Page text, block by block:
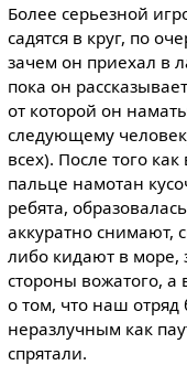
Более серьезной
садятся в круг, по
зачем он приехал в
пока он
от которой он
следующему
всех). После того
пальце намотан
ребята,
аккуратно снимают,
либо кидают в море,
стороны вожатого, а
о том, что наш
неразлучным как
спрятали.